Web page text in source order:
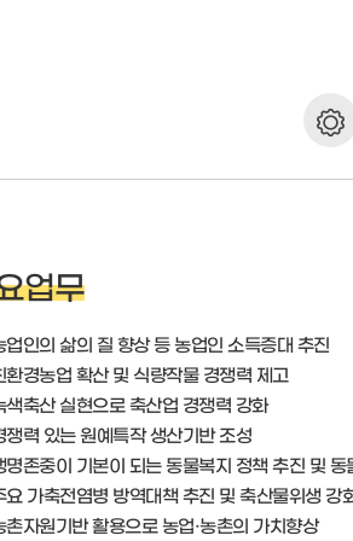
업무
업인의 삶의 질 향상 등 농업인 소득증대 추진
환경농업 확산 및 식량작물 경쟁력 제고
색축산 실현으로 축산업 경쟁력 강화
쟁력 있는 원예특작 생산기반 조성
명존중이 기본이 되는 동물복지 정책 추진 및 동
요 가축전염병 방역대책 추진 및 축산물위생 강
촌자원기반 활용으로 농업·농촌의 가치향상